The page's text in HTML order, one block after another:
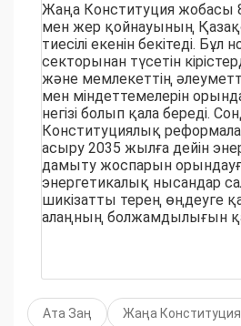
Жаңа Конституция жобасы
мен жер қойнауының
тиесілі екенін бекітеді. Бұл
секторынан түсетін
және мемлекеттің
мен міндеттемелерін
негізі болып қала береді.
Конституциялық
асыру 2035 жылға дейін
дамыту жоспарын
энергетикалық нысандар
шикізатты терең өңдеуге
алаңның болжамдылығын
Ата Заң Жаңа